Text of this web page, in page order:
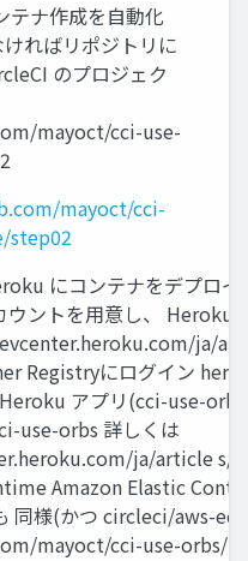
テナ作成を自動化
ればリポジトリに
のプロジェク
mayoct/cci-use-
mayoct/cci-
step02
にコンテナをデプロイ
ントを用意し、 Heroku
ja/
Registryにログイン
アプリ(cci-use-
use-orbs 詳しくは
ja/article s/
Amazon Elastic
同様(かつ circleci/aws-
mayoct/cci-use-orbs/